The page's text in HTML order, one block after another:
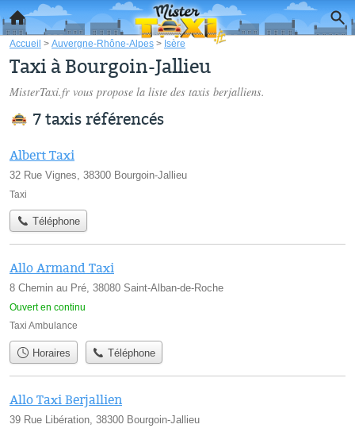
Accueil > Auvergne-Rhône-Alpes > Isère
Taxi à Bourgoin-Jallieu
MisterTaxi.fr vous propose la liste des taxis berjalliens.
7 taxis référencés
Albert Taxi
32 Rue Vignes, 38300 Bourgoin-Jallieu
Taxi
Téléphone
Allo Armand Taxi
8 Chemin au Pré, 38080 Saint-Alban-de-Roche
Ouvert en continu
Taxi Ambulance
Horaires Téléphone
Allo Taxi Berjallien
39 Rue Libération, 38300 Bourgoin-Jallieu